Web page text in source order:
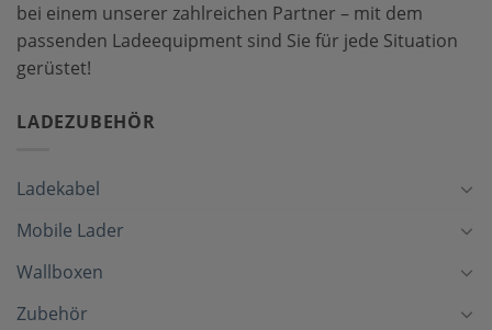
bei einem unserer zahlreichen Partner – mit dem
passenden Ladeequipment sind Sie für jede Situation
gerüstet!
LADEZUBEHÖR
Ladekabel
Mobile Lader
Wallboxen
Zubehör